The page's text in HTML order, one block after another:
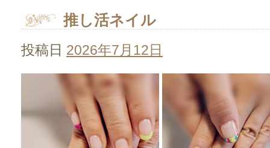
推し活ネイル
投稿日 2026年7月12日